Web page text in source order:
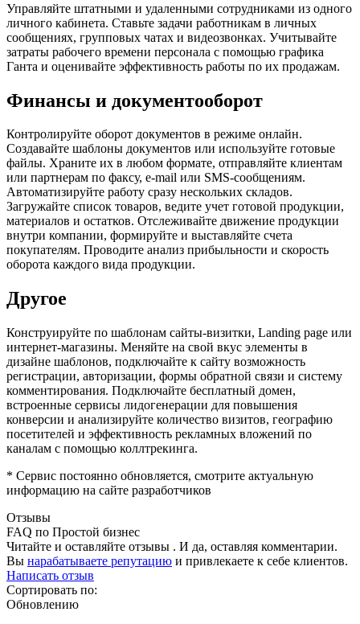
Управляйте штатными и удаленными сотрудниками из одного
личного кабинета. Ставьте задачи работникам в личных
сообщениях, групповых чатах и видеозвонках. Учитывайте
затраты рабочего времени персонала с помощью графика
Ганта и оценивайте эффективность работы по их продажам.
Финансы и документооборот
Контролируйте оборот документов в режиме онлайн.
Создавайте шаблоны документов или используйте готовые
файлы. Храните их в любом формате, отправляйте клиентам
или партнерам по факсу, e-mail или SMS-сообщениям.
Автоматизируйте работу сразу нескольких складов.
Загружайте список товаров, ведите учет готовой продукции,
материалов и остатков. Отслеживайте движение продукции
внутри компании, формируйте и выставляйте счета
покупателям. Проводите анализ прибыльности и скорость
оборота каждого вида продукции.
Другое
Конструируйте по шаблонам сайты-визитки, Landing page или
интернет-магазины. Меняйте на свой вкус элементы в
дизайне шаблонов, подключайте к сайту возможность
регистрации, авторизации, формы обратной связи и систему
комментирования. Подключайте бесплатный домен,
встроенные сервисы лидогенерации для повышения
конверсии и анализируйте количество визитов, географию
посетителей и эффективность рекламных вложений по
каналам с помощью коллтрекинга.
* Сервис постоянно обновляется, смотрите актуальную
информацию на сайте разработчиков
Отзывы
FAQ по Простой бизнес
Читайте и оставляйте отзывы . И да, оставляя комментарии.
Вы нарабатываете репутацию и привлекаете к себе клиентов.
Написать отзыв
Сортировать по:
Обновлению